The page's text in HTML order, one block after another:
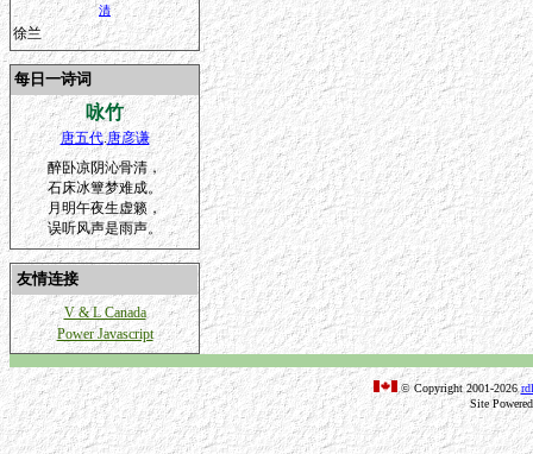
清
徐兰
每日一诗词
咏竹
唐五代.唐彦谦
醉卧凉阴沁骨清，
石床冰簟梦难成。
月明午夜生虚籁，
误听风声是雨声。
友情连接
V & L Canada
Power Javascript
© Copyright 2001-2026
Site